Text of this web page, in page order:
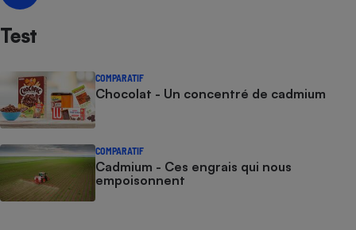
Test
COMPARATIF
Chocolat - Un concentré de cadmium
COMPARATIF
Cadmium - Ces engrais qui nous
empoisonnent